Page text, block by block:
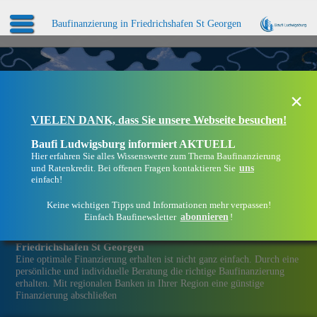
Baufinanzierung in Friedrichshafen St Georgen
Friedrichshafen St Georgen
Eine optimale Finanzierung erhalten ist nicht ganz einfach. Durch eine
persönliche und individuelle Beratung die richtige Baufinanzierung
erhalten. Mit regionalen Banken in Ihrer Region eine günstige
Finanzierung abschließen
×
VIELEN DANK, dass Sie unsere Webseite besuchen!
Baufi Ludwigsburg informiert AKTUELL
Hier erfahren Sie alles Wissenswerte zum Thema Baufinanzierung
und Ratenkredit. Bei offenen Fragen kontaktieren Sie uns
einfach!
Keine wichtigen Tipps und Informationen mehr verpassen!
Einfach Baufinewsletter abonnieren !